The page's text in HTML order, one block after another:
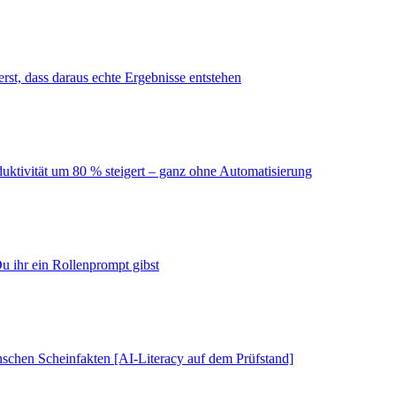
dass daraus echte Ergebnisse entstehen
um 80 % steigert – ganz ohne Automatisierung
ihr ein Rollenprompt gibst
Scheinfakten [AI-Literacy auf dem Prüfstand]